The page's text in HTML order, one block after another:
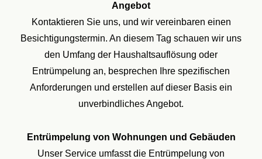
Angebot
Kontaktieren Sie uns, und wir vereinbaren einen
Besichtigungstermin. An diesem Tag schauen wir uns
den Umfang der Haushaltsauflösung oder
Entrümpelung an, besprechen Ihre spezifischen
Anforderungen und erstellen auf dieser Basis ein
unverbindliches Angebot.
Entrümpelung von Wohnungen und Gebäuden
Unser Service umfasst die Entrümpelung von